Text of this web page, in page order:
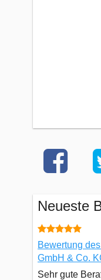
Neueste
Bewertung
GmbH & Co.
Sehr gute